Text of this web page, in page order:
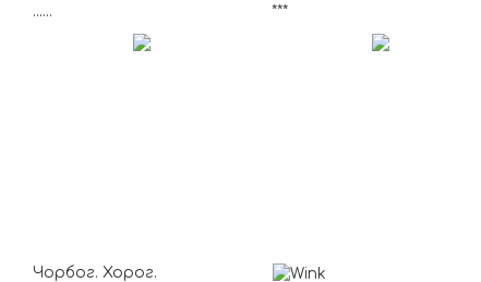
...... ***
Чорбог. Хорог.